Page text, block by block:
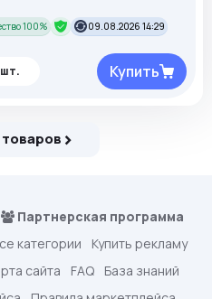
100%
09.08.2026 14:29
Купить
Партнерская программа
категории
Купить рекламу
сайта FAQ
База знаний